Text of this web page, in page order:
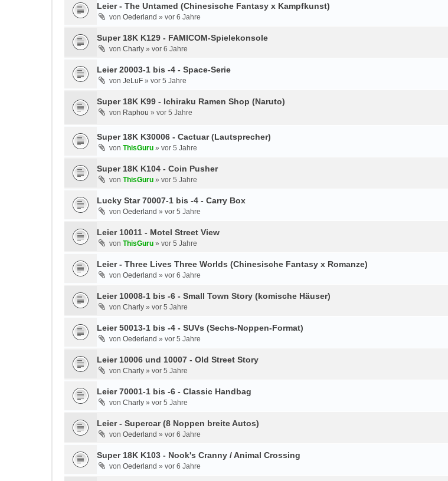
Leier - The Untamed (Chinesische Fantasy x Kampfkunst)
von Oederland » vor 6 Jahre
Super 18K K129 - FAMICOM-Spielekonsole
von Charly » vor 6 Jahre
Leier 20003-1 bis -4 - Space-Serie
von JeLuF » vor 5 Jahre
Super 18K K99 - Ichiraku Ramen Shop (Naruto)
von Raphou » vor 5 Jahre
Super 18K K30006 - Cactuar (Lautsprecher)
von ThisGuru » vor 5 Jahre
Super 18K K104 - Coin Pusher
von ThisGuru » vor 5 Jahre
Lucky Star 70007-1 bis -4 - Carry Box
von Oederland » vor 5 Jahre
Leier 10011 - Motel Street View
von ThisGuru » vor 5 Jahre
Leier - Three Lives Three Worlds (Chinesische Fantasy x Romanze)
von Oederland » vor 6 Jahre
Leier 10008-1 bis -6 - Small Town Story (komische Häuser)
von Charly » vor 5 Jahre
Leier 50013-1 bis -4 - SUVs (Sechs-Noppen-Format)
von Oederland » vor 5 Jahre
Leier 10006 und 10007 - Old Street Story
von Charly » vor 5 Jahre
Leier 70001-1 bis -6 - Classic Handbag
von Charly » vor 5 Jahre
Leier - Supercar (8 Noppen breite Autos)
von Oederland » vor 6 Jahre
Super 18K K103 - Nook's Cranny / Animal Crossing
von Oederland » vor 6 Jahre